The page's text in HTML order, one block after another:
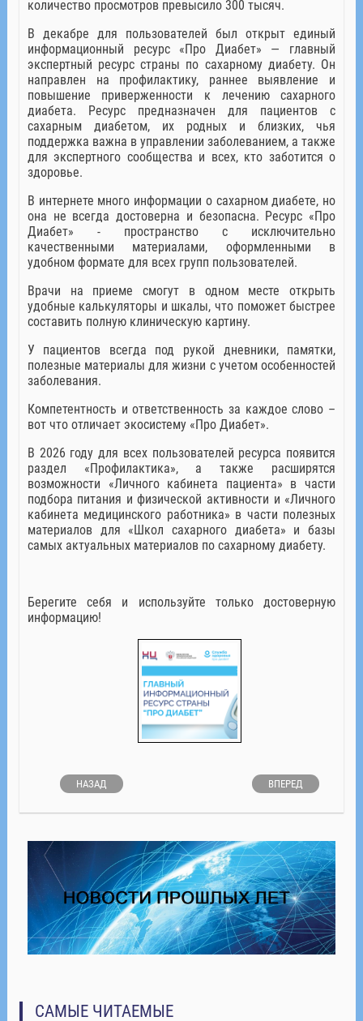
количество просмотров превысило 300 тысяч.
В декабре для пользователей был открыт единый
информационный ресурс «Про Диабет» — главный
экспертный ресурс страны по сахарному диабету. Он
направлен на профилактику, раннее выявление и
повышение приверженности к лечению сахарного
диабета. Ресурс предназначен для пациентов с
сахарным диабетом, их родных и близких, чья
поддержка важна в управлении заболеванием, а также
для экспертного сообщества и всех, кто заботится о
здоровье.
В интернете много информации о сахарном диабете, но
она не всегда достоверна и безопасна. Ресурс «Про
Диабет» - пространство с исключительно
качественными материалами, оформленными в
удобном формате для всех групп пользователей.
Врачи на приеме смогут в одном месте открыть
удобные калькуляторы и шкалы, что поможет быстрее
составить полную клиническую картину.
У пациентов всегда под рукой дневники, памятки,
полезные материалы для жизни с учетом особенностей
заболевания.
Компетентность и ответственность за каждое слово –
вот что отличает экосистему «Про Диабет».
В 2026 году для всех пользователей ресурса появится
раздел «Профилактика», а также расширятся
возможности «Личного кабинета пациента» в части
подбора питания и физической активности и «Личного
кабинета медицинского работника» в части полезных
материалов для «Школ сахарного диабета» и базы
самых актуальных материалов по сахарному диабету.
Берегите себя и используйте только достоверную
информацию!
НАЗАД ВПЕРЕД
САМЫЕ ЧИТАЕМЫЕ